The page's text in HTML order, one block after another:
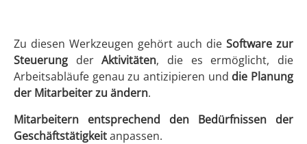
Zu diesen Werkzeugen gehört auch die Software zur
Steuerung derAktivitäten, die es ermöglicht, die
Arbeitsabläufe genau zu antizipieren und die Planung
der Mitarbeiter zu ändern.
Mitarbeitern entsprechend den Bedürfnissen der
Geschäftstätigkeitanpassen.